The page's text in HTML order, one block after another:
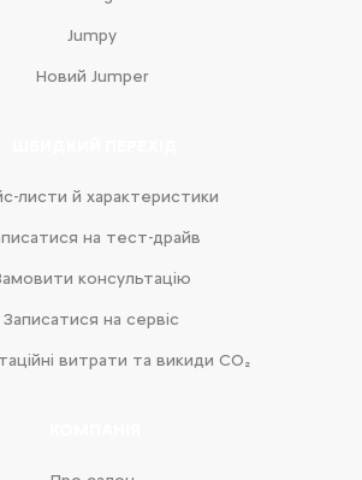
Jumpy
Новий Jumper
листи й характеристики
на тест-драйв
консультацію
Записатися на сервіс
витрати та викиди CO₂